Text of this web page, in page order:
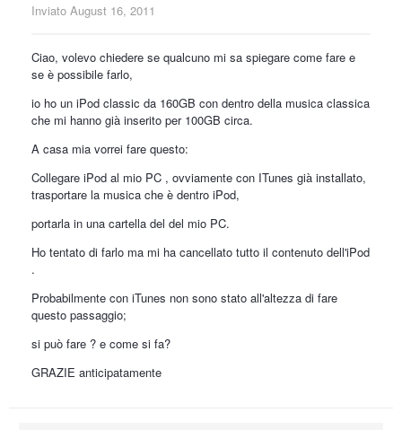
Inviato August 16, 2011
Ciao, volevo chiedere se qualcuno mi sa spiegare come fare e
se è possibile farlo,
io ho un iPod classic da 160GB con dentro della musica classica
che mi hanno già inserito per 100GB circa.
A casa mia vorrei fare questo:
Collegare iPod al mio PC , ovviamente con ITunes già installato,
trasportare la musica che è dentro iPod,
portarla in una cartella del del mio PC.
Ho tentato di farlo ma mi ha cancellato tutto il contenuto dell'iPod
.
Probabilmente con iTunes non sono stato all'altezza di fare
questo passaggio;
si può fare ? e come si fa?
GRAZIE anticipatamente